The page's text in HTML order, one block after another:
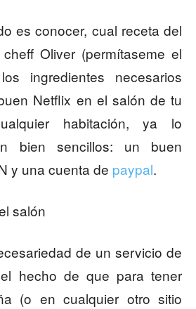
es conocer, cual receta del
Oliver (permítaseme el
ingredientes necesarios
Netflix en el salón de tu
habitación, ya lo
bien sencillos: un buen
y una cuenta de paypal.
salón
de un servicio de
hecho de que para tener
(o en cualquier otro sitio